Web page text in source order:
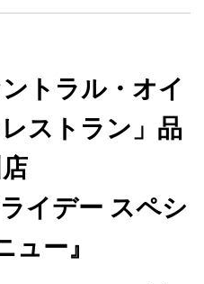
Sustainability
IR
トラル・オイ
ストラン」品
イデー スペシ
ュー』